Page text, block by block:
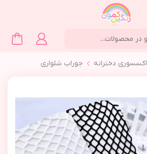
اکسسوری دخترانه جوراب شلواری